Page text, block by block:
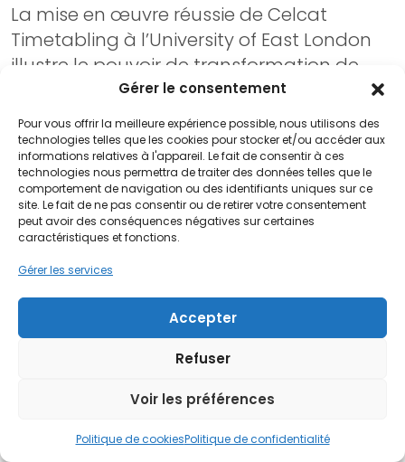
Gérer le consentement
Pour vous offrir la meilleure expérience possible, nous utilisons des
technologies telles que les cookies pour stocker et/ou accéder aux
informations relatives à l'appareil. Le fait de consentir à ces
technologies nous permettra de traiter des données telles que le
comportement de navigation ou des identifiants uniques sur ce
site. Le fait de ne pas consentir ou de retirer votre consentement
peut avoir des conséquences négatives sur certaines
caractéristiques et fonctions.
Gérer les services
Accepter
Refuser
Voir les préférences
Politique de cookiesPolitique de confidentialité
La mise en œuvre réussie de Celcat
Timetabling à l’University of East London
illustre le pouvoir de transformation de
dans les opérations
éducatives. Au fil des ans, Celcat a
considérablement amélioré l’efficacité de
la gestion des horaires, l’exactitude des
données et la satisfaction des étudiants,
tout en favorisant une culture de
collaboration et de responsabilité au sein
de l’université. Ce partenariat démontre la
valeur à long terme d’un investissement
dans une solution de gestion des horaires
fiable, flexible et innovante qui s’adapte à
l’évolution des besoins de l’établissement.
l’innovation